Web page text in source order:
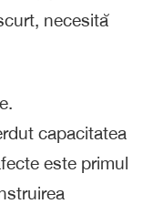
necesită
capacitatea
este primul